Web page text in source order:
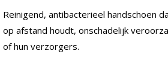
Reinigend, antibacterieel handschoen
op afstand houdt, onschadelijk
of hun verzorgers.